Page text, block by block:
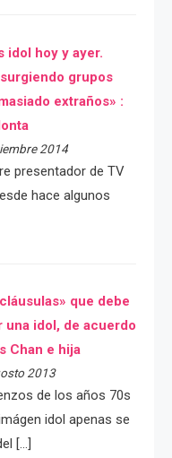
idol hoy y ayer.
grupos
extraños» :
2014
presentador de TV
hace algunos
que debe
una idol, de acuerdo
Chan e hija
2013
de los años 70s
idol apenas se
[…]